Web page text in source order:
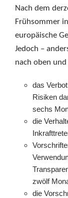
Nach dem
Frühsommer
europäische
Jedoch –
nach oben
das
Risiken
sechs
die
zwölf
die